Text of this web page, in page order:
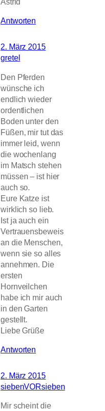
Antworten
2. März 2015
gretel
Den Pferden
wünsche ich
endlich wieder
ordentlichen
Boden unter den
Füßen, mir tut das
immer leid, wenn
die wochenlang
im Matsch stehen
müssen – ist hier
auch so.
Eure Katze ist
wirklich so lieb.
Ist ja auch ein
Vertrauensbeweis
an die Menschen,
wenn sie so alles
annehmen. Die
ersten
Hornveilchen
habe ich mir auch
in den Garten
gestellt.
Liebe Grüße
Antworten
2. März 2015
siebenVORsieben
Mir scheint die